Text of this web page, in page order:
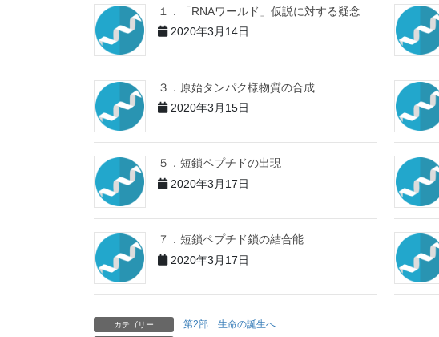
１．「RNAワールド」仮説に対する疑念
2020年3月14日
３．原始タンパク様物質の合成
2020年3月15日
５．短鎖ペプチドの出現
2020年3月17日
７．短鎖ペプチド鎖の結合能
2020年3月17日
カテゴリー 第2部 生命の誕生へ